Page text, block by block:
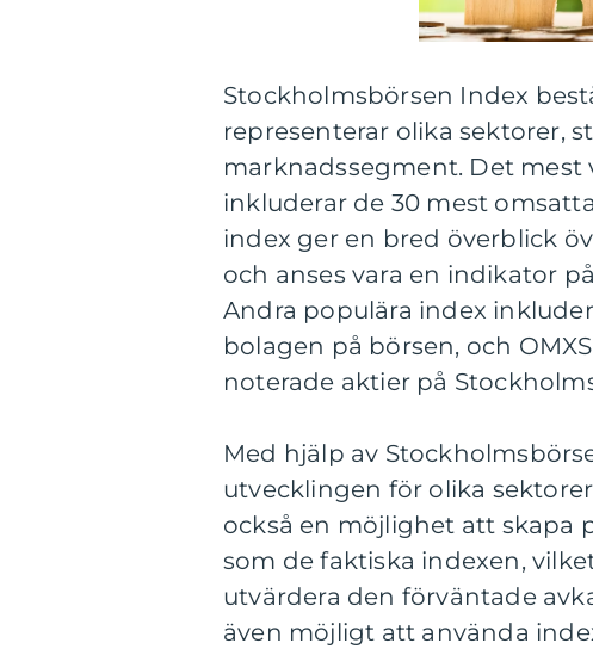
Stockholmsbörsen Index
representerar olika sektorer,
marknadssegment. Det mest
inkluderar de 30 mest
index ger en bred överblick
och anses vara en indikator
Andra populära index
bolagen på börsen, och
noterade aktier på
Med hjälp av
utvecklingen för olika
också en möjlighet att skapa
som de faktiska indexen,
utvärdera den förväntade
även möjligt att använda